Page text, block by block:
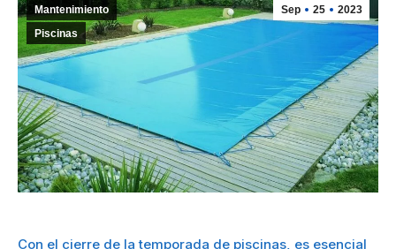
Sep 25 2023
Mantenimiento
Piscinas
Con el cierre de la temporada de piscinas, es esencial